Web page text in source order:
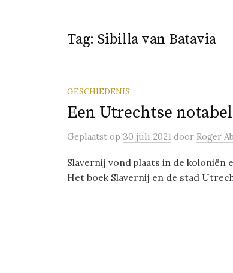
Tag: Sibilla van Batavia
GESCHIEDENIS
Een Utrechtse
Geplaatst op 30 juli 2021 door Roger
Slavernij vond plaats in de
Het boek Slavernij en de stad